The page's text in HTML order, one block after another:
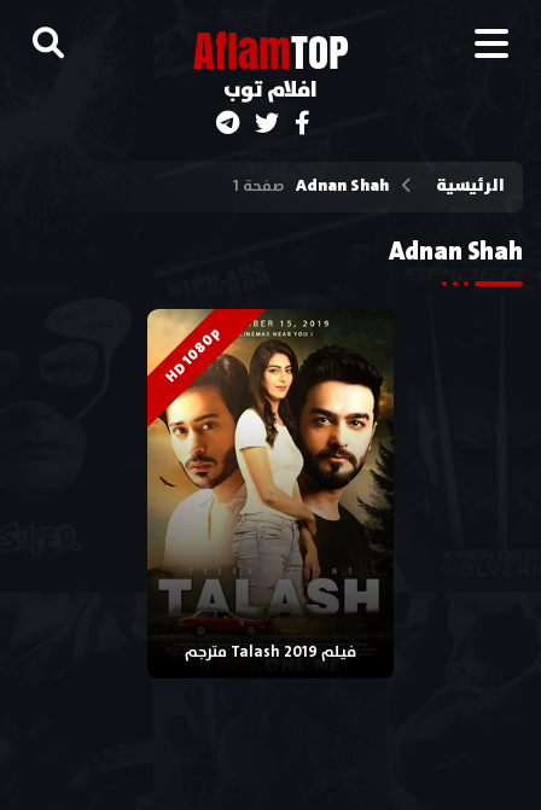
AflamTOP
افلام توب
الرئيسية Adnan Shah صفحة 1
Adnan Shah
HD 1080p
فيلم Talash 2019 مترجم